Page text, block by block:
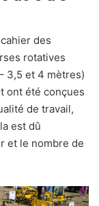
des
rotatives
3,5 et 4 mètres)
ont été conçues
de travail,
est dû
et le nombre de